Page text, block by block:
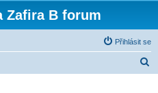
Zafira B forum
Přihlásit se